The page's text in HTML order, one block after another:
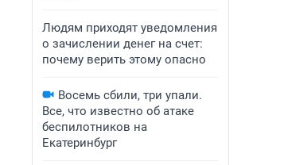
Людям приходят уведомления
о зачислении денег на счет:
почему верить этому опасно
Восемь сбили, три упали.
Все, что известно об атаке
беспилотников на
Екатеринбург